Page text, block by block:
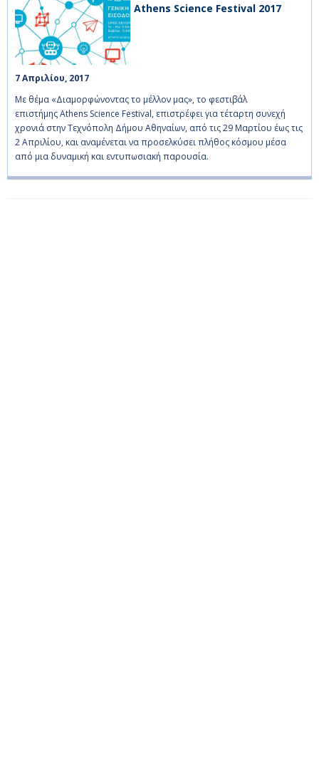
Athens Science Festival 2017
7 Απριλίου, 2017
Με θέμα «Διαμορφώνοντας το μέλλον μας», το φεστιβάλ
επιστήμης Athens Science Festival, επιστρέφει για τέταρτη συνεχή
χρονιά στην Τεχνόπολη Δήμου Αθηναίων, από τις 29 Μαρτίου έως τις
2 Απριλίου, και αναμένεται να προσελκύσει πλήθος κόσμου μέσα
από μια δυναμική και εντυπωσιακή παρουσία.